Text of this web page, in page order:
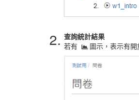
2. 查詢統計結果
若有
圖示，表示有